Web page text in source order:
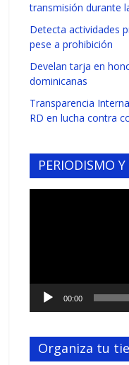
transmisión durante
Detecta actividades
pese a prohibición
Develan tarja en
dominicanas
Transparencia
RD en lucha contra
PERIODISMO
00:00
Organiza tu